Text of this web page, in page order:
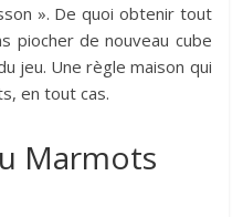
». De quoi obtenir tout
piocher de nouveau cube
jeu. Une règle maison qui
en tout cas.
Marmots